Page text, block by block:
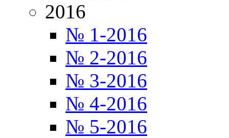
2016
№ 1-2016
№ 2-2016
№ 3-2016
№ 4-2016
№ 5-2016